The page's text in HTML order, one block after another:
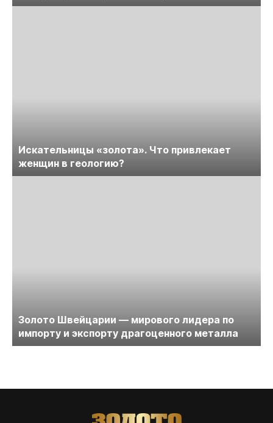
Искательницы «золота». Что привлекает
женщин в геологию?
Золото Швейцарии — мирового лидера по
импорту и экспорту драгоценного металла